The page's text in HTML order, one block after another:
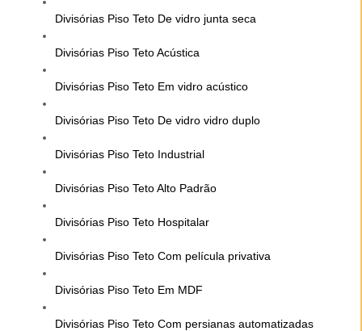
Divisórias Piso Teto De vidro junta seca
Divisórias Piso Teto Acústica
Divisórias Piso Teto Em vidro acústico
Divisórias Piso Teto De vidro vidro duplo
Divisórias Piso Teto Industrial
Divisórias Piso Teto Alto Padrão
Divisórias Piso Teto Hospitalar
Divisórias Piso Teto Com película privativa
Divisórias Piso Teto Em MDF
Divisórias Piso Teto Com persianas automatizadas